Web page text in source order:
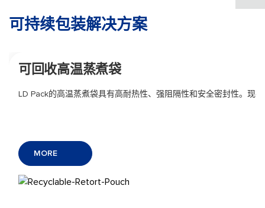
可持续包装解决方案
可回收高温蒸煮袋
LD Pack的高温蒸煮袋具有高耐热性、强阻隔性和安全密封性。现
MORE